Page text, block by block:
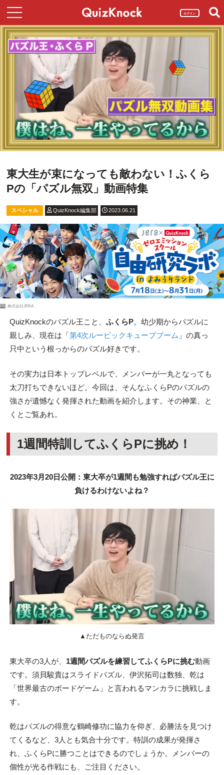
ログイン
東大生が束になっても敵わない！ふくら
Pの「パズル無双」動画特集
スペシャル QuizKnock編集部 2023.06.21
PR 株式会社JERA
QuizKnockのパズル王こと、 ふくらP。幼少期からパズルに
親しみ、現在は「 第4次ルービックキューブブーム 」の真っ
只中という根っからのパズル好きです。
その実力は日本トップレベルで、メンバーが一丸となっても
太刀打ちできないほど。今回は、そんなふくらPのパズルの
強さが遺憾なく発揮された動画を紹介します。その神業、と
くとご覧あれ。
1週間特訓してふくらPに挑め！
2023年3月20日公開：東大卒が1週間も勉強すればパズル王に
負けるわけないよね？
▲ただものならぬ発言
東大卒の3人が、 1週間パズルを練習してふくらPに挑む動画
です。須貝駿貴はスライドパズル、伊沢拓司は数独、乾は
「世界最古のボードゲーム」と言われるマンカラに挑戦しま
す。
乾はパズルの得意な鶴崎修功に協力を仰ぎ、必勝法を見つけ
てくるなど、3人とも気合十分です。特訓の成果が発揮さ
れ、ふくらPに勝つことはできるのでしょうか。メンバーの
個性が光る作戦にも、ご注目ください。